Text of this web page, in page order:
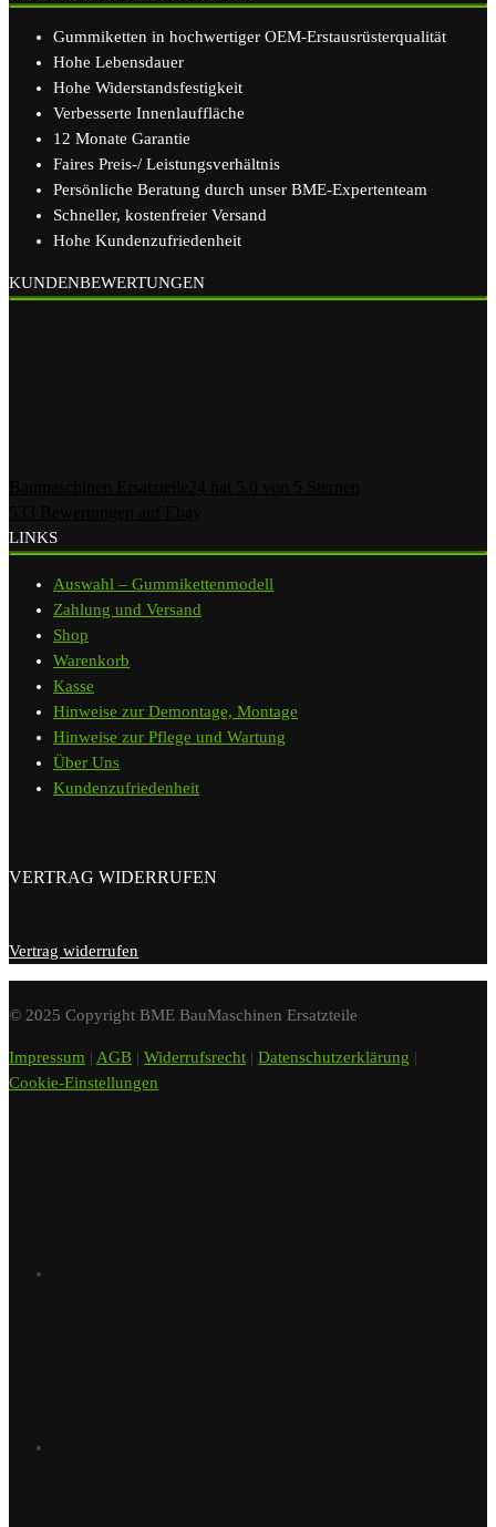
Gummiketten in hochwertiger OEM-Erstausrüsterqualität
Hohe Lebensdauer
Hohe Widerstandsfestigkeit
Verbesserte Innenlauffläche
12 Monate Garantie
Faires Preis-/ Leistungsverhältnis
Persönliche Beratung durch unser BME-Expertenteam
Schneller, kostenfreier Versand
Hohe Kundenzufriedenheit
KUNDENBEWERTUNGEN
LINKS
Auswahl – Gummikettenmodell
Zahlung und Versand
Shop
Warenkorb
Kasse
Hinweise zur Demontage, Montage
Hinweise zur Pflege und Wartung
Über Uns
Kundenzufriedenheit
VERTRAG WIDERRUFEN
Vertrag widerrufen
© 2025 Copyright BME BauMaschinen Ersatzteile
Impressum | AGB | Widerrufsrecht | Datenschutzerklärung |
Cookie-Einstellungen